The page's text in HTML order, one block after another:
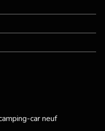
car neuf